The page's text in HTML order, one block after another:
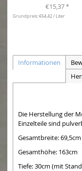
€15,37 *
Grundpreis: €64,42 / Liter
Informationen
Die Herstellung der
Einzelteile sind
Gesamtbreite: 69,5cm
Gesamthöhe: 163cm
Tiefe: 30cm (mit